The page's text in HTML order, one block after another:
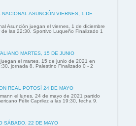
ASUNCIÓN VIERNES, 1 DE
Asunción juegan el viernes, 1 de diciembre
las 22:30. Sportivo Luqueño Finalizado 1
MARTES, 15 DE JUNIO
el martes, 15 de junio de 2021 en
jornada 8. Palestino Finalizado 0 - 2
REAL POTOSÍ 24 DE MAYO
el lunes, 24 de mayo de 2021 partido
Félix Caprilez a las 19:30, fecha 9.
SÁBADO, 22 DE MAYO